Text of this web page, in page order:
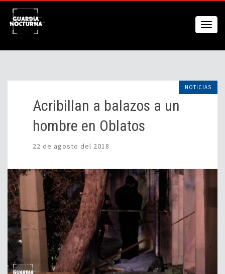
NOTICIAS
Acribillan a balazos a un
hombre en Oblatos
22 de agosto del 2018